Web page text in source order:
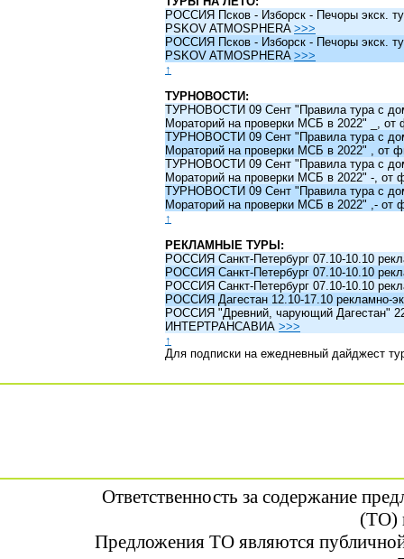
РОССИЯ Псков - Изборск - Печоры экск.
PSKOV ATMOSPHERA >>>
РОССИЯ Псков - Изборск - Печоры экск.
PSKOV ATMOSPHERA >>>
↑
ТУРНОВОСТИ:
ТУРНОВОСТИ 09 Сент "Правила тура с
Мораторий на проверки МСБ в 2022" _,
ТУРНОВОСТИ 09 Сент "Правила тура с
Мораторий на проверки МСБ в 2022" ,
ТУРНОВОСТИ 09 Сент "Правила тура с
Мораторий на проверки МСБ в 2022" -,
ТУРНОВОСТИ 09 Сент "Правила тура с
Мораторий на проверки МСБ в 2022" ,-
↑
РЕКЛАМНЫЕ ТУРЫ:
РОССИЯ Санкт-Петербург 07.10-10.10
РОССИЯ Санкт-Петербург 07.10-10.10
РОССИЯ Санкт-Петербург 07.10-10.10
РОССИЯ Дагестан 12.10-17.10 рекламно-
РОССИЯ "Древний, чарующий Дагестан"
ИНТЕРТРАНСАВИА >>>
↑
Для подписки на ежедневный дайджест
Ответственность за содержание
(ТО)
Предложения ТО являются